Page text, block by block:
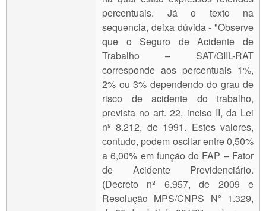
percentuais. Já o texto na
sequencia, deixa dúvida - "Observe
que o Seguro de Acidente de
Trabalho – SAT/GIIL-RAT
corresponde aos percentuais 1%,
2% ou 3% dependendo do grau de
risco de acidente do trabalho,
prevista no art. 22, inciso II, da Lei
nº 8.212, de 1991. Estes valores,
contudo, podem oscilar entre 0,50%
a 6,00% em função do FAP – Fator
de Acidente Previdenciário.
(Decreto nº 6.957, de 2009 e
Resolução MPS/CNPS Nº 1.329,